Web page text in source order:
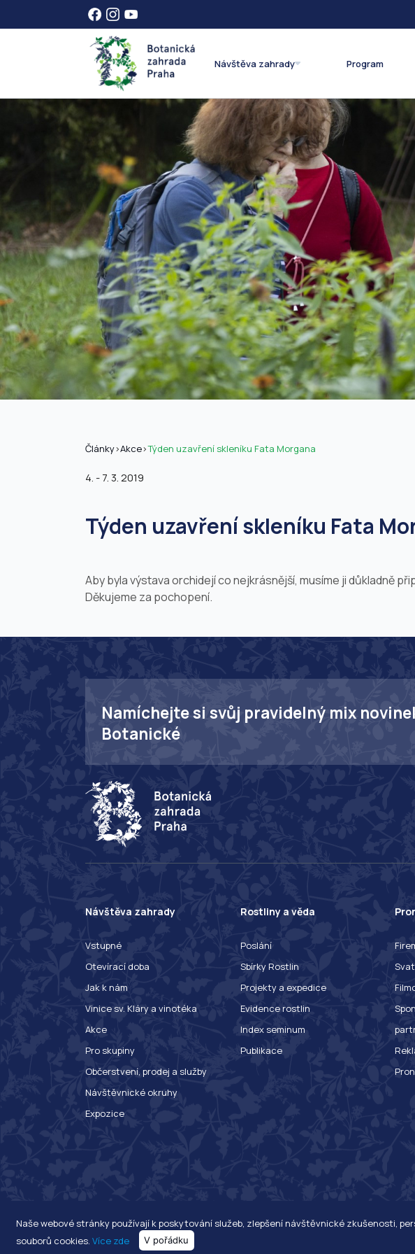
Návštěva zahrady Program
Články>Akce>Týden uzavření skleníku Fata Morgana
4. - 7. 3. 2019
Týden uzavření skleníku Fata
Aby byla výstava orchidejí co nejkrásnější, musíme ji důkladně
Děkujeme za pochopení.
Naše webové stránky používají k poskytování služeb, zlepšení návštěvnické zkušenosti,
souborů cookies. Více zde V pořádku
Namíchejte si svůj pravidelný mix
Botanické
Návštěva zahrady
Vstupné
Otevírací doba
Jak k nám
Vinice sv. Kláry a vinotéka
Akce
Pro skupiny
Občerstvení, prodej a služby
Návštěvnické okruhy
Expozice
Rostliny a věda
Poslání
Sbírky Rostlin
Projekty a expedice
Evidence rostlin
Index seminum
Publikace
© 2020 Botanická zahrada hlavního města Prahy. Všechna práva vyhrazena. Botanická